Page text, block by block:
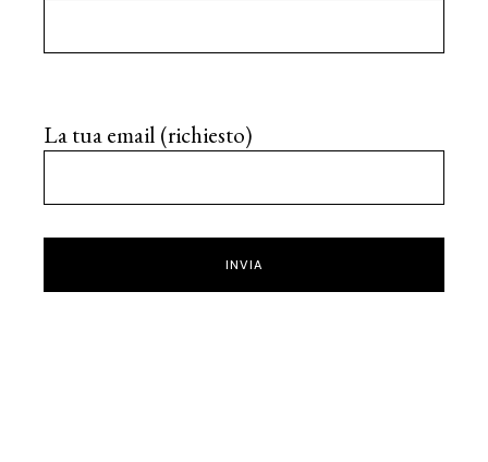
La tua email (richiesto)
INVIA